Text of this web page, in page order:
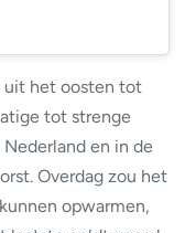
uit het oosten tot
tot strenge
en in de
Overdag zou het
opwarmen,